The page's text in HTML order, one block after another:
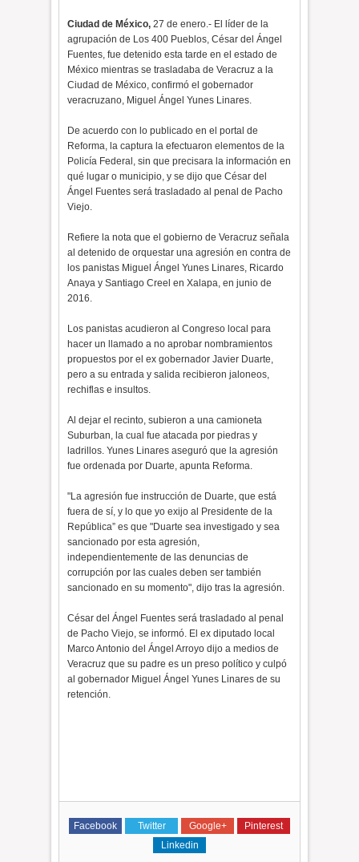
Ciudad de México,27 de enero.- El líder de la
agrupación de Los 400 Pueblos, César del Ángel
Fuentes, fue detenido esta tarde en el estado de
México mientras se trasladaba de Veracruz a la
Ciudad de México, confirmó el gobernador
veracruzano, Miguel Ángel Yunes Linares.
De acuerdo con lo publicado en el portal de
Reforma, la captura la efectuaron elementos de la
Policía Federal, sin que precisara la información en
qué lugar o municipio, y se dijo que César del
Ángel Fuentes será trasladado al penal de Pacho
Viejo.
Refiere la nota que el gobierno de Veracruz señala
al detenido de orquestar una agresión en contra de
los panistas Miguel Ángel Yunes Linares, Ricardo
Anaya y Santiago Creel en Xalapa, en junio de
2016.
Los panistas acudieron al Congreso local para
hacer un llamado a no aprobar nombramientos
propuestos por el ex gobernador Javier Duarte,
pero a su entrada y salida recibieron jaloneos,
rechiflas e insultos.
Al dejar el recinto, subieron a una camioneta
Suburban, la cual fue atacada por piedras y
ladrillos. Yunes Linares aseguró que la agresión
fue ordenada por Duarte, apunta Reforma.
"La agresión fue instrucción de Duarte, que está
fuera de sí, y lo que yo exijo al Presidente de la
República” es que "Duarte sea investigado y sea
sancionado por esta agresión,
independientemente de las denuncias de
corrupción por las cuales deben ser también
sancionado en su momento", dijo tras la agresión.
César del Ángel Fuentes será trasladado al penal
de Pacho Viejo, se informó. El ex diputado local
Marco Antonio del Ángel Arroyo dijo a medios de
Veracruz que su padre es un preso político y culpó
al gobernador Miguel Ángel Yunes Linares de su
retención.
Facebook Twitter Google+
Pinterest
Linkedin